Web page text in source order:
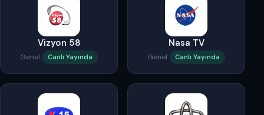
Vizyon 58
Genel Canlı Yayında
Nasa TV
Genel Canlı Yayında